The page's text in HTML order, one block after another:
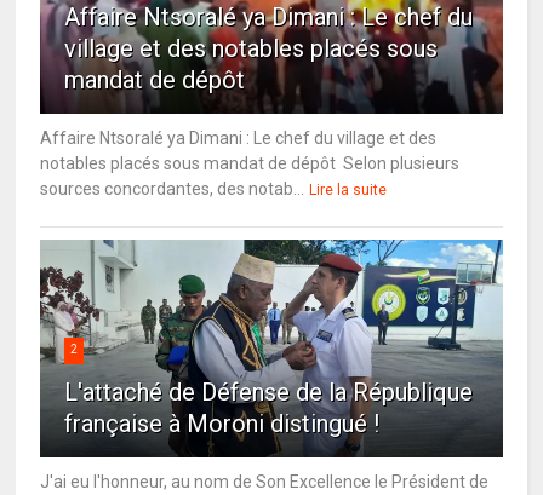
Affaire Ntsoralé ya Dimani : Le chef du
village et des notables placés sous
mandat de dépôt
Affaire Ntsoralé ya Dimani : Le chef du village et des
notables placés sous mandat de dépôt Selon plusieurs
sources concordantes, des notab...
Lire la suite
2
L'attaché de Défense de la République
française à Moroni distingué !
J'ai eu l'honneur, au nom de Son Excellence le Président de